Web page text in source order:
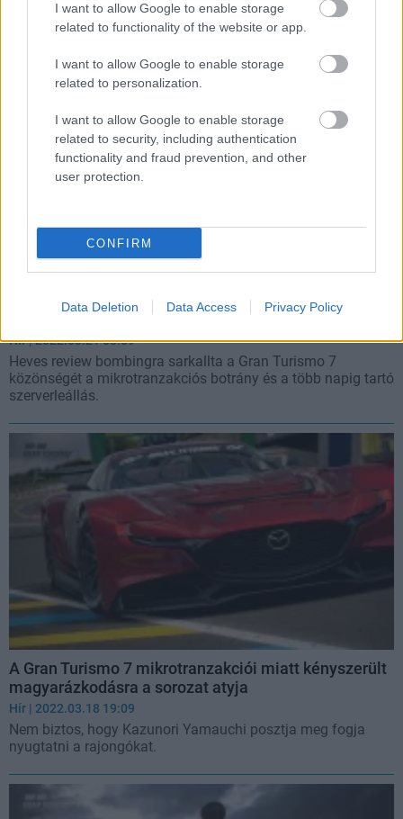
I want to allow Google to enable storage
related to functionality of the website or app.
I want to allow Google to enable storage
related to personalization.
I want to allow Google to enable storage
related to security, including authentication
functionality and fraud prevention, and other
user protection.
CONFIRM
Data Deletion Data Access Privacy Policy
Mindezt a Gran Turismo 7 legutóbbi népszerűtlen frissítése
A Sony eddigi legrosszabbra értékelt játéka lett a
Hír| 2022.03.21 08:09
Heves review bombingra sarkallta a Gran Turismo 7
közönségét a mikrotranzakciós botrány és a több napig tartó
szerverleállás.
A Gran Turismo 7 mikrotranzakciói miatt kényszerült
magyarázkodásra a sorozat atyja
Hír | 2022.03.18 19:09
Nem biztos, hogy Kazunori Yamauchi posztja meg fogja
nyugtatni a rajongókat.